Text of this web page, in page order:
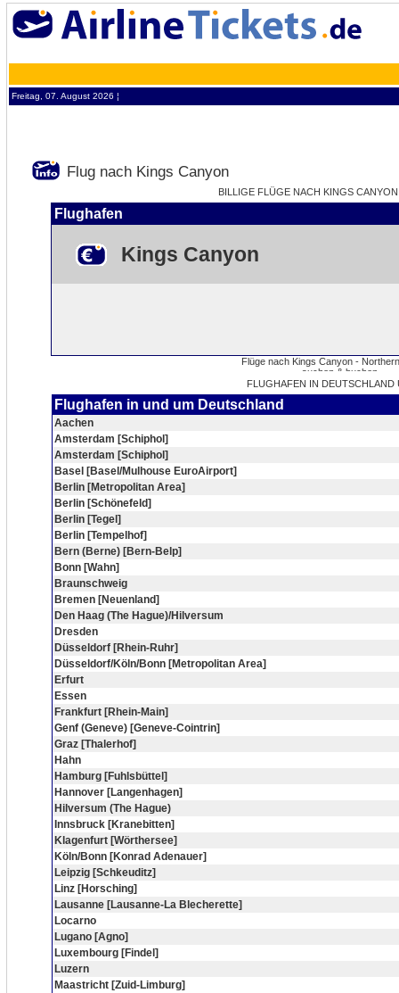
Freitag, 07. August 2026 ¦
Flug nach Kings Canyon
BILLIGE FLÜGE NACH KINGS
Flughafen
Kings Canyon
FLUGHAFEN IN
Flughafen in und um Deutschland
Aachen
Amsterdam [Schiphol]
Amsterdam [Schiphol]
Basel [Basel/Mulhouse EuroAirport]
Berlin [Metropolitan Area]
Berlin [Schönefeld]
Berlin [Tegel]
Berlin [Tempelhof]
Bern (Berne) [Bern-Belp]
Bonn [Wahn]
Braunschweig
Bremen [Neuenland]
Den Haag (The Hague)/Hilversum
Dresden
Düsseldorf [Rhein-Ruhr]
Düsseldorf/Köln/Bonn [Metropolitan Area]
Erfurt
Essen
Frankfurt [Rhein-Main]
Genf (Geneve) [Geneve-Cointrin]
Graz [Thalerhof]
Hahn
Hamburg [Fuhlsbüttel]
Hannover [Langenhagen]
Hilversum (The Hague)
Innsbruck [Kranebitten]
Klagenfurt [Wörthersee]
Köln/Bonn [Konrad Adenauer]
Leipzig [Schkeuditz]
Linz [Horsching]
Lausanne [Lausanne-La Blecherette]
Locarno
Lugano [Agno]
Luxembourg [Findel]
Luzern
Maastricht [Zuid-Limburg]